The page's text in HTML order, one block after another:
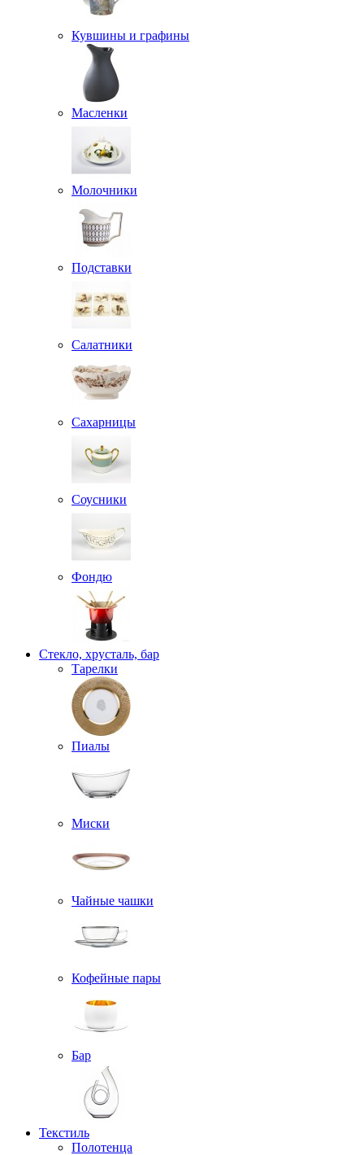
Кувшины и графины
Масленки
Молочники
Подставки
Салатники
Сахарницы
Соусники
Фондю
Стекло, хрусталь, бар
Тарелки
Пиалы
Миски
Чайные чашки
Кофейные пары
Бар
Текстиль
Полотенца